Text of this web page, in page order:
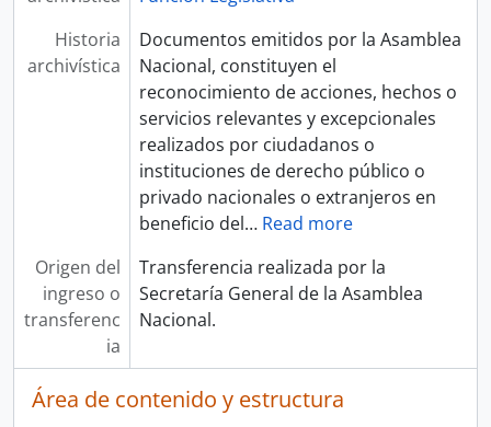
Historia
archivística
Documentos emitidos por la Asamblea
Nacional, constituyen el
reconocimiento de acciones, hechos o
servicios relevantes y excepcionales
realizados por ciudadanos o
instituciones de derecho público o
privado nacionales o extranjeros en
beneficio del… Read more
Origen del
ingreso o
transferenc
ia
Transferencia realizada por la
Secretaría General de la Asamblea
Nacional.
Área de contenido y estructura